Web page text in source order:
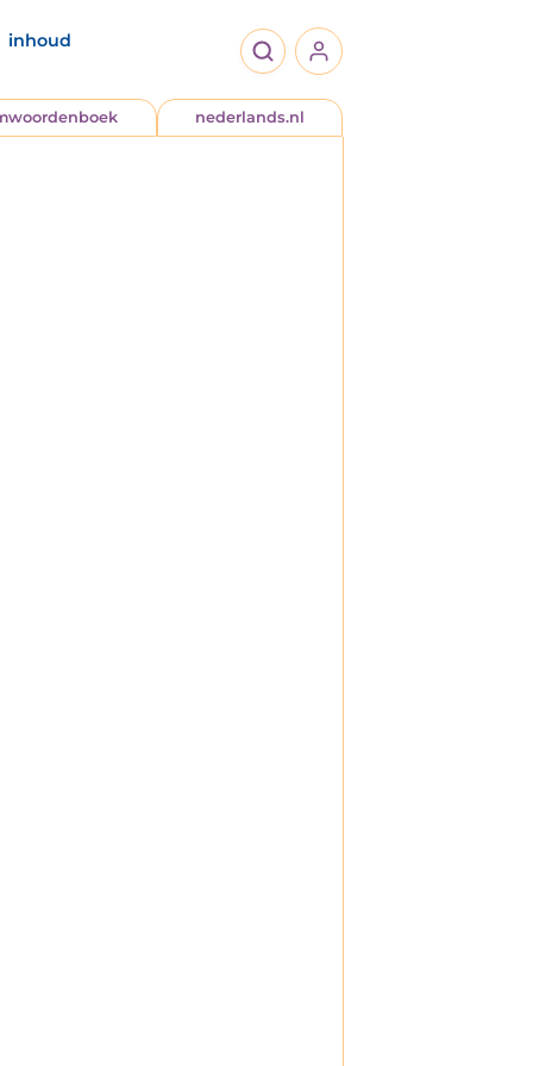
inhoud
nederlands.nl